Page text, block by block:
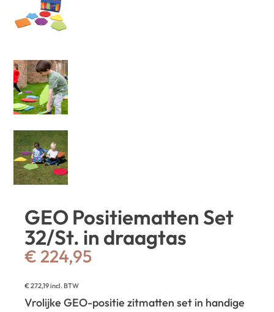
GEO Positiematten Set
32/St. in draagtas
€ 224,95
€272,19incl. BTW
Vrolijke GEO-positie zitmatten set in handige